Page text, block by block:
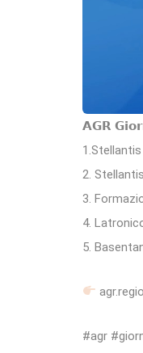
𝗔𝗚𝗥
2.
3.
4.
5.
#agr